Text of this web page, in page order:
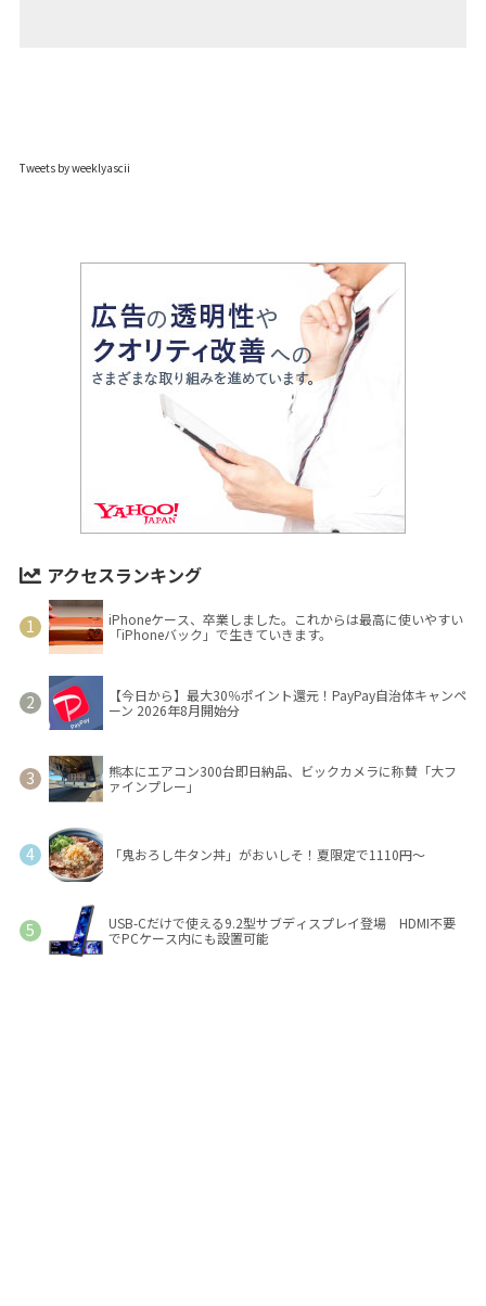
Tweets by weeklyascii
アクセスランキング
iPhoneケース、卒業しました。これからは最高に使いやすい
「iPhoneバック」で生きていきます。
【今日から】最大30％ポイント還元！PayPay自治体キャンペ
ーン 2026年8月開始分
熊本にエアコン300台即日納品、ビックカメラに称賛「大フ
ァインプレー」
「鬼おろし牛タン丼」がおいしそ！夏限定で1110円～
USB-Cだけで使える9.2型サブディスプレイ登場 HDMI不要
でPCケース内にも設置可能